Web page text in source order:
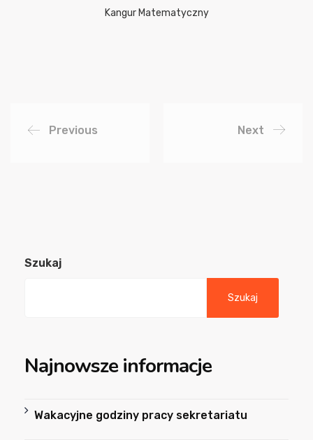
Kangur Matematyczny
Previous Next
Szukaj
Szukaj
Najnowsze informacje
Wakacyjne godziny pracy sekretariatu